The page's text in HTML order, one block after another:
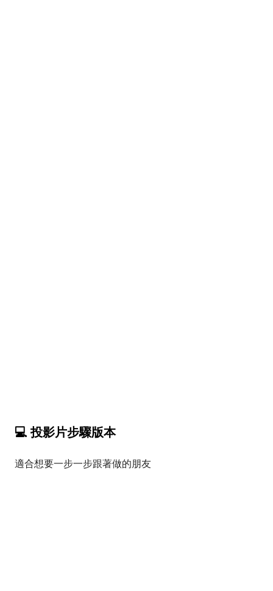
💻 投影片步驟版本
適合想要一步一步跟著做的朋友